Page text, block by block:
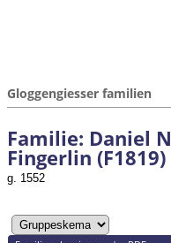
Gloggengiesser familien
Familie: Daniel
Fingerlin (F1819)
g. 1552